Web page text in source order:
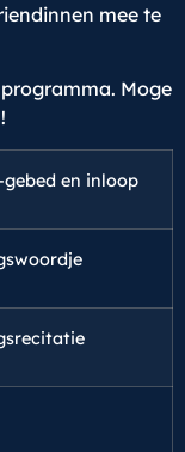
mee te
Moge
en inloop